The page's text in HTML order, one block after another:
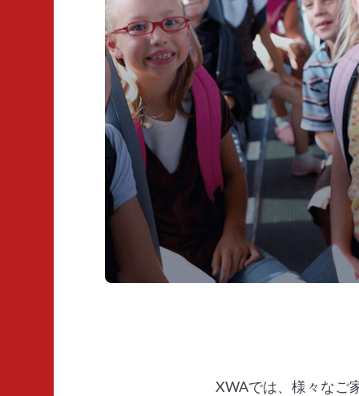
XWAでは、様々なご